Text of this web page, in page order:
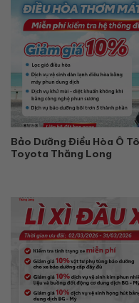
Bảo Dưỡng Điều Hòa Ô
Toyota Thăng Long